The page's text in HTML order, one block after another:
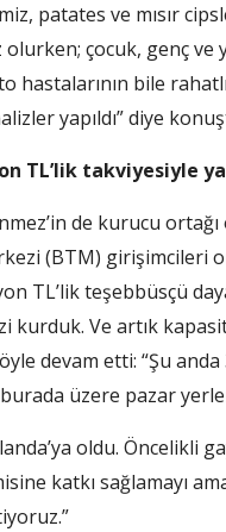
patates ve mısır
çocuk, genç ve
hastaları­nın bile
yapıldı” diye
TL’lik takviyesiyle
de kurucu
(BTM) girişimcileri
TL’lik teşebbüsçü
kurduk. Ve artık
devam etti: “Şu
üzere pazar
oldu. Öncelikli
katkı sağlamayı